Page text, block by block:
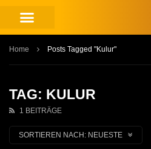
Home Posts Tagged "Kulur"
TAG: KULUR
1 BEITRÄGE
SORTIEREN NACH: NEUESTE